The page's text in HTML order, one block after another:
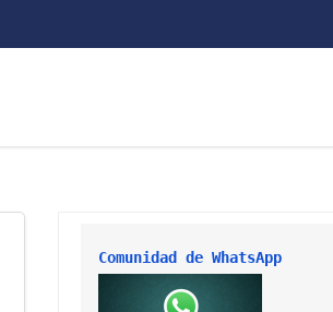
Comunidad de WhatsApp